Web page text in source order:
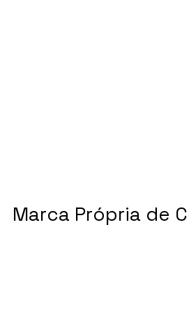
Marca Própria de